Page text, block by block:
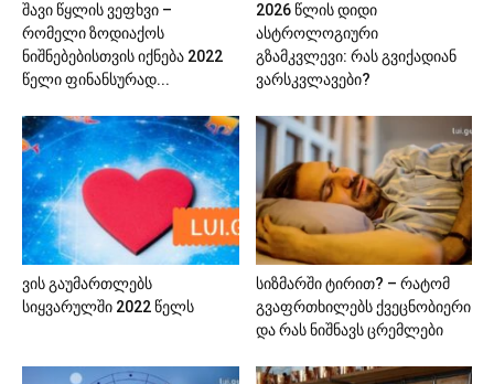
შავი წყლის ვეფხვი –
რომელი ზოდიაქოს
ნიშნებებისთვის იქნება 2022
წელი ფინანსურად...
2026 წლის დიდი
ასტროლოგიური
გზამკვლევი: რას გვიქადიან
ვარსკვლავები?
ვის გაუმართლებს
სიყვარულში 2022 წელს
სიზმარში ტირით? – რატომ
გვაფრთხილებს ქვეცნობიერი
და რას ნიშნავს ცრემლები